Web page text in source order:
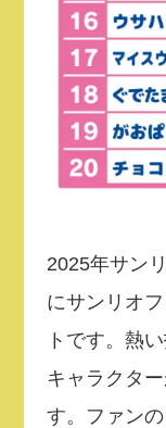
2025年サン
にサンリオ
トです。熱
キャラクタ
す。ファン